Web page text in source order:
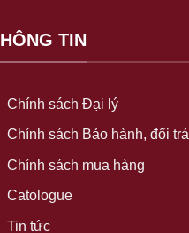
TIN
Chính sách Đại lý
Chính sách Bảo hành, đổi trả
Chính sách mua hàng
Catologue
Tin tức